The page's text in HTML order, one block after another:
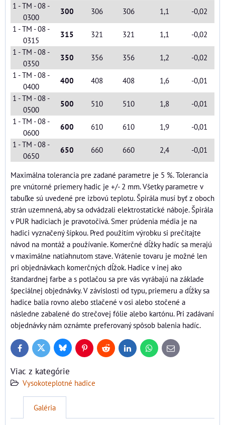
1 - TM - 08 -
0300
300 306 306 1,1
-0,02
1 - TM - 08 -
0315
315 321 321 1,1
-0,02
1 - TM - 08 -
0350
350 356 356 1,2
-0,02
1 - TM - 08 -
0400
400 408 408 1,6
-0,01
1 - TM - 08 -
0500
500 510 510 1,8
-0,01
1 - TM - 08 -
0600
600 610 610 1,9
-0,01
1 - TM - 08 -
0650
650 660 660 2,4 -0,01
Maximálna tolerancia pre zadané parametre je 5 %. Tolerancia
pre vnútorné priemery hadic je +/- 2 mm. Všetky parametre v
tabuľke sú uvedené pre izbovú teplotu. Špirála musí byť z oboch
strán uzemnená, aby sa odvádzali elektrostatické náboje. Špirála
v PUR hadiciach je pravotočivá. Smer prúdenia média je na
hadici vyznačený šípkou. Pred použitím výrobku si prečítajte
návod na montáž a používanie. Komerčné dĺžky hadíc sa merajú
v maximálne natiahnutom stave. Vrátenie tovaru je možné len
pri objednávkach komerčných dĺžok. Hadice v inej ako
štandardnej farbe a s potlačou sa pre vás vyrábajú na základe
špeciálnej objednávky. V závislosti od typu, priemeru a dĺžky sa
hadice balia rovno alebo stlačené v osi alebo stočené a
následne zabalené do strečovej fólie alebo kartónu. Pri zadávaní
objednávky nám oznámte preferovaný spôsob balenia hadíc.
FacebookTwitter BlueskyPinterestReddit LinkedInWhatsApp
E-
mail
Viac z kategórie
Vysokoteplotné hadice
Galéria